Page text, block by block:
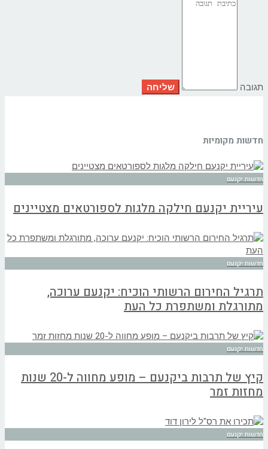
תגובה
חדשות מקומיות
חדשות יקנעם
עיריית יקנעם חילקה מלגות לספורטאים מצטיינים
חדשות יקנעם
תרגיל החירום הרשותי הוכיח: יקנעם ערוכה,
מתורגלת ומשתפרת כל העת
חדשות יקנעם
קיץ של תרבות ביקנעם – מופע מחווה ל-20 שנות
מחזות זמר
חדשות יקנעם